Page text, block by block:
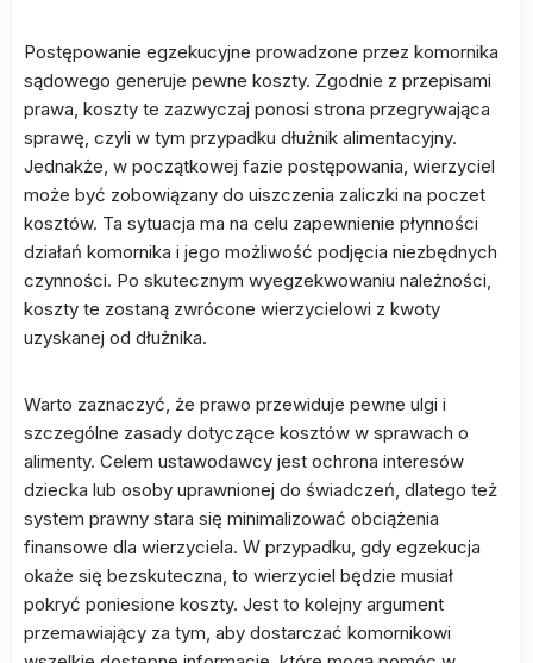
Postępowanie egzekucyjne prowadzone przez komornika
sądowego generuje pewne koszty. Zgodnie z przepisami
prawa, koszty te zazwyczaj ponosi strona przegrywająca
sprawę, czyli w tym przypadku dłużnik alimentacyjny.
Jednakże, w początkowej fazie postępowania, wierzyciel
może być zobowiązany do uiszczenia zaliczki na poczet
kosztów. Ta sytuacja ma na celu zapewnienie płynności
działań komornika i jego możliwość podjęcia niezbędnych
czynności. Po skutecznym wyegzekwowaniu należności,
koszty te zostaną zwrócone wierzycielowi z kwoty
uzyskanej od dłużnika.
Warto zaznaczyć, że prawo przewiduje pewne ulgi i
szczególne zasady dotyczące kosztów w sprawach o
alimenty. Celem ustawodawcy jest ochrona interesów
dziecka lub osoby uprawnionej do świadczeń, dlatego też
system prawny stara się minimalizować obciążenia
finansowe dla wierzyciela. W przypadku, gdy egzekucja
okaże się bezskuteczna, to wierzyciel będzie musiał
pokryć poniesione koszty. Jest to kolejny argument
przemawiający za tym, aby dostarczać komornikowi